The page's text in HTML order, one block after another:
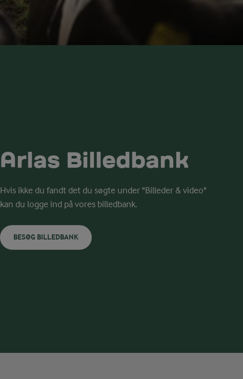
Arlas Billedbank
Hvis ikke du fandt det du søgte under "Billeder & video"
kan du logge ind på vores billedbank.
BESØG BILLEDBANK